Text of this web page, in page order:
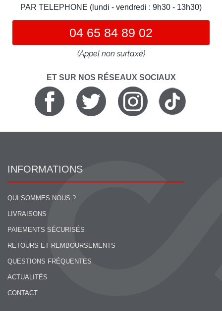
PAR TELEPHONE (lundi - vendredi : 9h30 - 13h30)
04 65 84 89 02
(Appel non surtaxé)
ET SUR NOS RÉSEAUX SOCIAUX
INFORMATIONS
QUI SOMMES NOUS ?
LIVRAISONS
PAIEMENTS SÉCURISÉS
RETOURS ET REMBOURSEMENTS
QUESTIONS FRÉQUENTES
ACTUALITÉS
CONTACT